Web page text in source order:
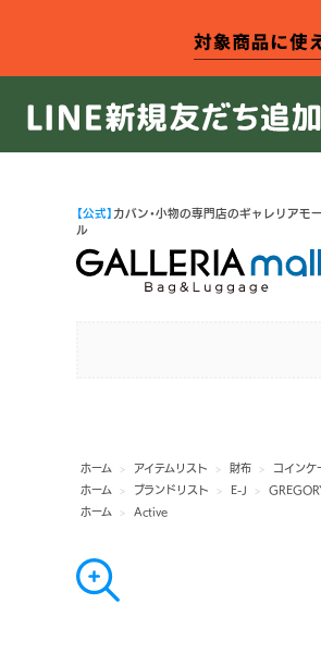
【公式】 カバン・小物の専門店のギャレリアモー
ル
ホーム > アイテムリスト > 財布 > コインケ
ホーム
> ブランドリスト > E-J >
ホーム
> Active